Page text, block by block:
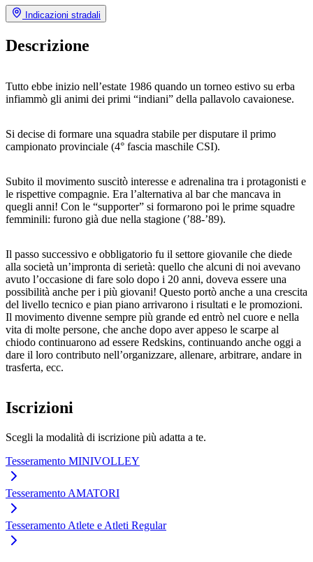
Indicazioni stradali
Descrizione
Tutto ebbe inizio nell’estate 1986 quando un torneo estivo su erba
infiammò gli animi dei primi “indiani” della pallavolo cavaionese.
Si decise di formare una squadra stabile per disputare il primo
campionato provinciale (4° fascia maschile CSI).
Subito il movimento suscitò interesse e adrenalina tra i protagonisti e
le rispettive compagnie. Era l’alternativa al bar che mancava in
quegli anni! Con le “supporter” si formarono poi le prime squadre
femminili: furono già due nella stagione (’88-’89).
Il passo successivo e obbligatorio fu il settore giovanile che diede
alla società un’impronta di serietà: quello che alcuni di noi avevano
avuto l’occasione di fare solo dopo i 20 anni, doveva essere una
possibilità anche per i più giovani! Questo portò anche a una crescita
del livello tecnico e pian piano arrivarono i risultati e le promozioni.
Il movimento divenne sempre più grande ed entrò nel cuore e nella
vita di molte persone, che anche dopo aver appeso le scarpe al
chiodo continuarono ad essere Redskins, continuando anche oggi a
dare il loro contributo nell’organizzare, allenare, arbitrare, andare in
trasferta, ecc.
Iscrizioni
Scegli la modalità di iscrizione più adatta a te.
Tesseramento MINIVOLLEY
Tesseramento AMATORI
Tesseramento Atlete e Atleti Regular